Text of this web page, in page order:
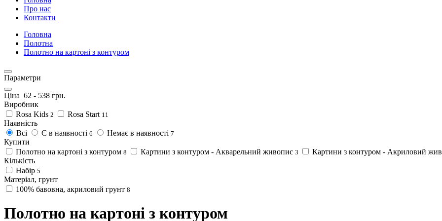
Про нас
Контакти
Головна
Полотна
Полотно на картоні з контуром
Параметри
Ціна 62 - 538 грн.
Виробник
Rosa Kids 2 Rosa Start 11
Наявність
Всі
Є в наявності 6 Немає в наявності 7
Купити
Полотно на картоні з контуром 8 Картини з контуром - Акварельний живопис 3 Картини з контуром - Акриловий
Кількість
Набір 5
Матеріал, грунт
100% бавовна, акриловий грунт 8
Полотно на картоні з контуром